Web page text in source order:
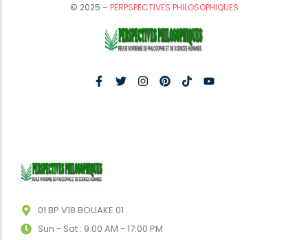
© 2025 –PERPSPECTIVES PHILOSOPHIQUES
01 BP V18 BOUAKE 01
Sun - Sat : 9:00 AM - 17:00 PM